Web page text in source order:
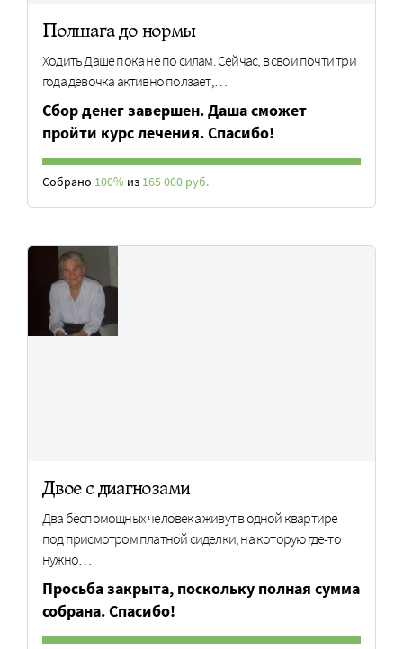
Полшага до нормы
Ходить Даше пока не по силам. Сейчас, в свои почти три
года девочка активно ползает,…
Сбор денег завершен. Даша сможет
пройти курс лечения. Спасибо!
Собрано 100% из 165 000 руб.
Двое с диагнозами
Два беспомощных человека живут в одной квартире
под присмотром платной сиделки, на которую где-то
нужно…
Просьба закрыта, поскольку полная сумма
собрана. Спасибо!